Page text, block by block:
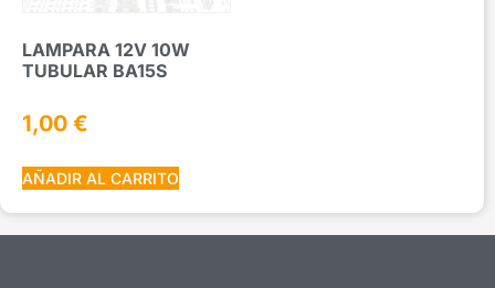
LAMPARA 12V 10W
TUBULAR BA15S
1,00 €
AÑADIR AL CARRITO